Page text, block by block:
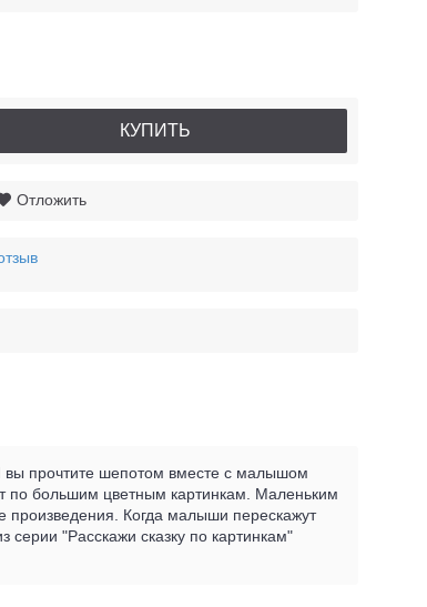
КУПИТЬ
Отложить
вы прочтите шепотом вместе с малышом
по большим цветным картинкам. Маленьким
произведения. Когда малыши перескажут
серии "Расскажи сказку по картинкам"